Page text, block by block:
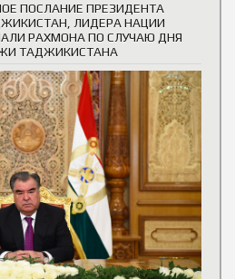
ПОСЛАНИЕ ПРЕЗИДЕНТА
ЛИДЕРА НАЦИИ
РАХМОНА ПО СЛУЧАЮ ДНЯ
ТАДЖИКИСТАНА